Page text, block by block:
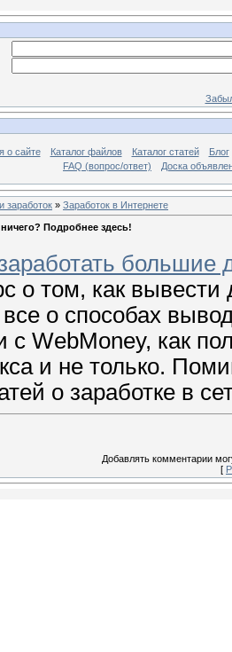
о сайте Каталог файлов Каталог статей
Блог
FAQ (вопрос/ответ)
Доска
заработок » Заработок в Интернете
ничего? Подробнее здесь!
большие
о том, как
о способах
с WebMoney, как
и не только.
о заработке в
Добавлять комментарии
[